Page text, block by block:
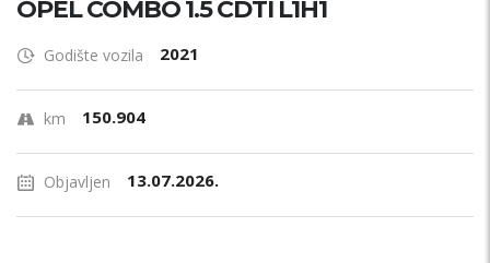
OPEL COMBO 1.5 CDTI L1H1
Godište vozila 2021
km 150.904
Objavljen 13.07.2026.